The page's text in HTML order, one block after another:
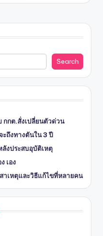
Search
กกต.สั่งเปลี่ยนตัวด่วน
ถึงทางตันใน 3 ปี
ลังประสบอุบัติเหตุ
เอง
าเหตุและวิธีแก้ไขที่หลายคน